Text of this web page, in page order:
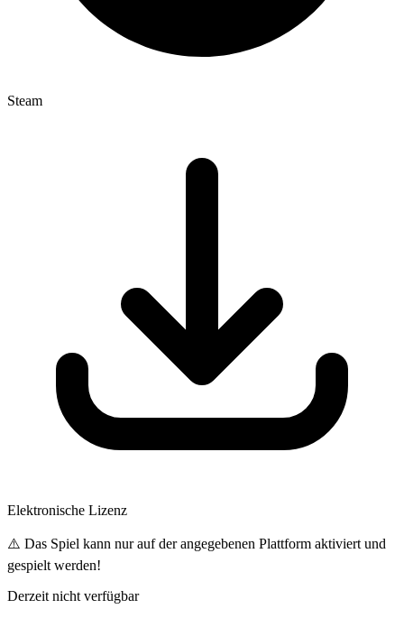
Steam
Elektronische Lizenz
⚠️ Das Spiel kann nur auf der angegebenen Plattform aktiviert und
gespielt werden!
Derzeit nicht verfügbar